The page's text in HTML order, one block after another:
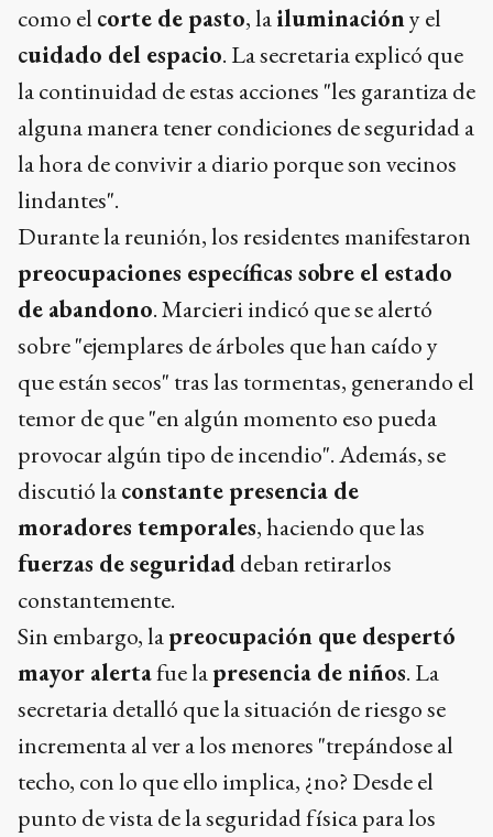
como el corte de pasto, lailuminacióny el
cuidado del espacio. La secretaria explicó que
la continuidad de estas acciones "les garantiza de
alguna manera tener condiciones de seguridad a
la hora de convivir a diario porque son vecinos
lindantes".
Durante la reunión, los residentes manifestaron
preocupaciones específicas sobre el estado
de abandono. Marcieri indicó que se alertó
sobre "ejemplares de árboles que han caído y
que están secos" tras las tormentas, generando el
temor de que "en algún momento eso pueda
provocar algún tipo de incendio". Además, se
discutió laconstante presencia de
moradores temporales, haciendo que las
fuerzas de seguridaddeban retirarlos
constantemente.
Sin embargo, lapreocupación que despertó
mayor alertafue lapresencia de niños. La
secretaria detalló que la situación de riesgo se
incrementa al ver a los menores "trepándose al
techo, con lo que ello implica, ¿no? Desde el
punto de vista de la seguridad física para los